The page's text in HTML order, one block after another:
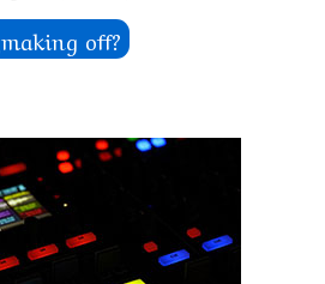
off?